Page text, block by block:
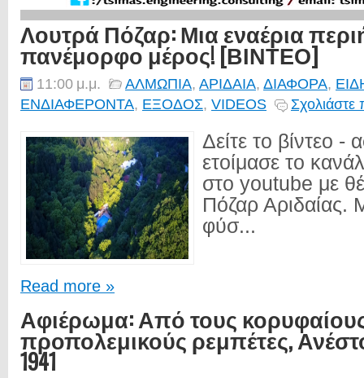
Λουτρά Πόζαρ: Μια εναέρια
πανέμορφο μέρος! [ΒΙΝΤΕΟ]
11:00 μ.μ. ΑΛΜΩΠΙΑ, ΑΡΙΔΑΙΑ, ΔΙΑΦΟΡΑ,
ΕΝΔΙΑΦΕΡΟΝΤΑ, ΕΞΟΔΟΣ, VIDEOS Σχολιάστε
Δείτε το βίντεο
ετοίμασε το
στο youtube με
Πόζαρ Αριδαίας.
φύσ...
Read more »
Αφιέρωμα: Από τους
προπολεμικούς ρεμπέτες,
1941